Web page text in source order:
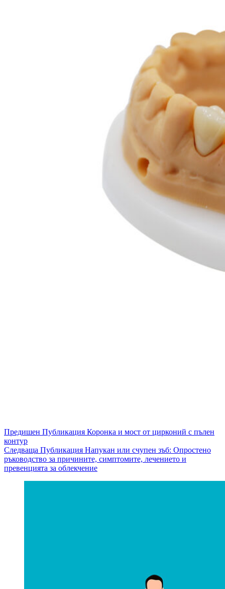
Предишен Публикация Коронка и мост от цирконий с пълен
контур
Следваща Публикация Напукан или счупен зъб: Опростено
ръководство за причините, симптомите, лечението и
превенцията за облекчение